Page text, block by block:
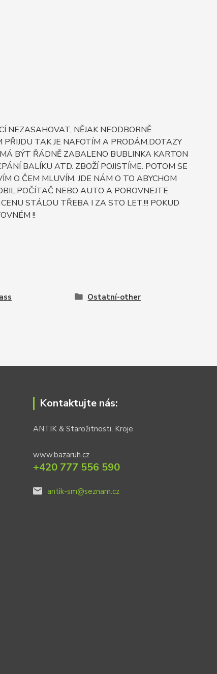
NEZASAHOVAT, NĚJAK NEODBORNĚ
TAK JE NAFOTÍM A PRODÁM.DOTAZY
BÝT ŘÁDNĚ ZABALENO BUBLINKA KARTON
BALÍKU ATD. ZBOŽÍ POJISTÍME. POTOM SE
O ČEM MLUVÍM. JDE NÁM O TO ABYCHOM
NEBO AUTO A POROVNEJTE
STÁLOU TŘEBA I ZA STO LET.!!! POKUD
!!
Ostatní-other
Kontaktujte nás:
ANTIK & Starožitnosti, Kroje
www.bazaruh.cz
+420 777 556 590
antik-sm@seznam.cz